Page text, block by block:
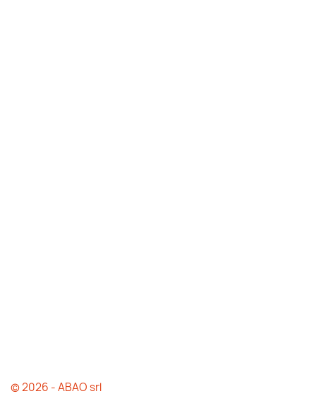
© 2026 - ABAO srl